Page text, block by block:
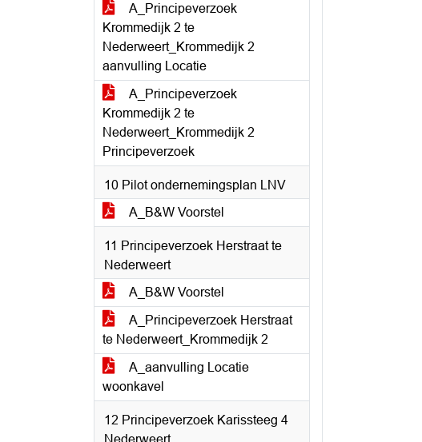
A_Principeverzoek
Krommedijk 2 te
Nederweert_Krommedijk 2
aanvulling Locatie
A_Principeverzoek
Krommedijk 2 te
Nederweert_Krommedijk 2
Principeverzoek
10 Pilot ondernemingsplan LNV
A_B&W Voorstel
11 Principeverzoek Herstraat te
Nederweert
A_B&W Voorstel
A_Principeverzoek Herstraat
te Nederweert_Krommedijk 2
A_aanvulling Locatie
woonkavel
12 Principeverzoek Karissteeg 4
Nederweert